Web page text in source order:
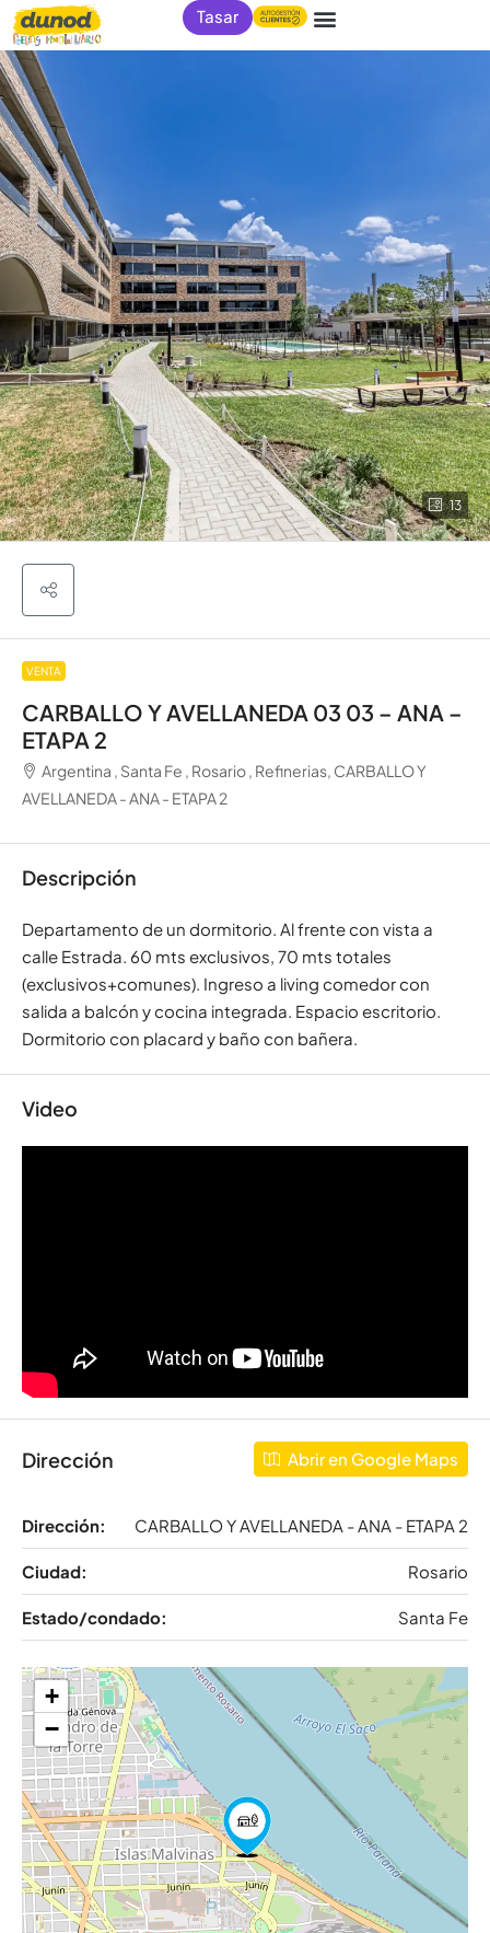
Tasar
13
VENTA
CARBALLO Y AVELLANEDA 03 03 – ANA –
ETAPA 2
Argentina , Santa Fe , Rosario , Refinerias, CARBALLO Y
AVELLANEDA - ANA - ETAPA 2
Descripción
Departamento de un dormitorio. Al frente con vista a
calle Estrada. 60 mts exclusivos, 70 mts totales
(exclusivos+comunes). Ingreso a living comedor con
salida a balcón y cocina integrada. Espacio escritorio.
Dormitorio con placard y baño con bañera.
Video
Dirección Abrir en Google Maps
Dirección: CARBALLO Y AVELLANEDA - ANA - ETAPA 2
Ciudad: Rosario
Estado/condado: Santa Fe
+
−